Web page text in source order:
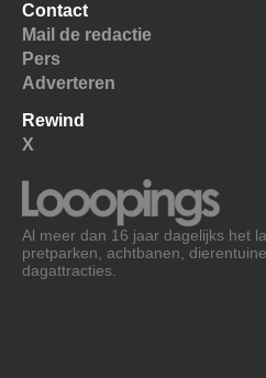
Contact
Mail de redactie
Pers
Adverteren
Rewind
X
Al meer dan 16 jaar dagelijks het
pretparken, achtbanen,
dagattracties.